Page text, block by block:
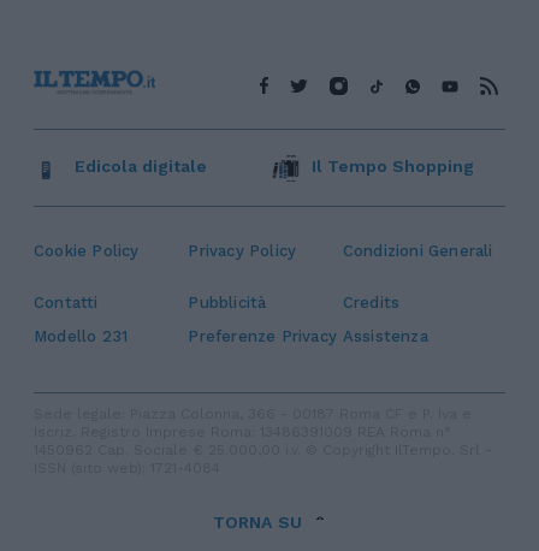
Cookie Policy Privacy Policy Condizioni Generali
Contatti Pubblicità
Credits
Modello 231
Preferenze Privacy Assistenza
Edicola digitale Il Tempo Shopping
TORNA SU